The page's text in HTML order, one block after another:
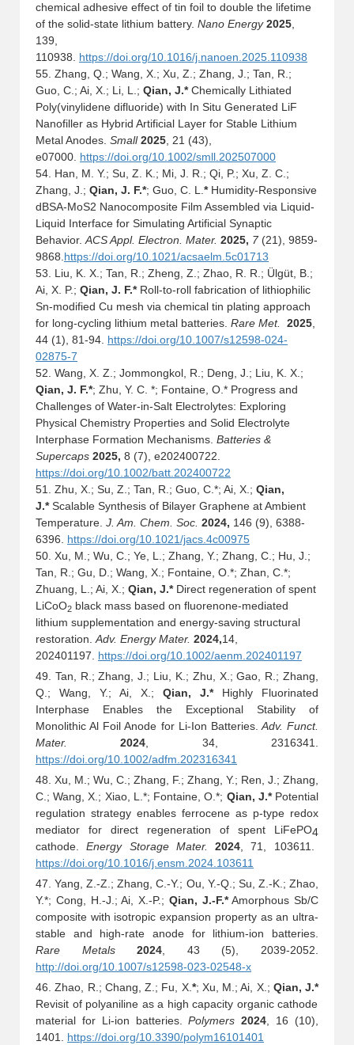
chemical adhesive effect of tin foil to double the lifetime
of the solid-state lithium battery. Nano Energy2025,
139,
110938. https://doi.org/10.1016/j.nanoen.2025.110938
55. Zhang, Q.; Wang, X.; Xu, Z.; Zhang, J.; Tan, R.;
Guo, C.; Ai, X.; Li, L.; Qian, J.*Chemically Lithiated
Poly(vinylidene difluoride) with In Situ Generated LiF
Nanofiller as Hybrid Artificial Layer for Stable Lithium
Metal Anodes. Small2025, 21 (43),
e07000. https://doi.org/10.1002/smll.202507000
54. Han, M. Y.; Su, Z. K.; Mi, J. R.; Qi, P.; Xu, Z. C.;
Zhang, J.; Qian, J. F.*; Guo, C. L.*Humidity-Responsive
dBSA-MoS2 Nanocomposite Film Assembled via Liquid-
Liquid Interface for Simulating Artificial Synaptic
Behavior. ACS Appl. Electron. Mater. 2025, 7(21), 9859-
9868.https://doi.org/10.1021/acsaelm.5c01713
53. Liu, K. X.; Tan, R.; Zheng, Z.; Zhao, R. R.; Ülgüt, B.;
Ai, X. P.; Qian, J. F.*Roll-to-roll fabrication of lithiophilic
Sn-modified Cu mesh via chemical tin plating approach
for long-cycling lithium metal batteries. Rare Met. 2025,
44 (1), 81-94. https://doi.org/10.1007/s12598-024-
02875-7
52. Wang, X. Z.; Jommongkol, R.; Deng, J.; Liu, K. X.;
Qian, J. F.*; Zhu, Y. C. *; Fontaine, O.* Progress and
Challenges of Water-in-Salt Electrolytes: Exploring
Physical Chemistry Properties and Solid Electrolyte
Interphase Formation Mechanisms. Batteries &
Supercaps 2025, 8 (7), e202400722.
https://doi.org/10.1002/batt.202400722
51. Zhu, X.; Su, Z.; Tan, R.; Guo, C.*; Ai, X.; Qian,
J.*Scalable Synthesis of Bilayer Graphene at Ambient
Temperature. J. Am. Chem. Soc. 2024, 146 (9), 6388-
6396. https://doi.org/10.1021/jacs.4c00975
50. Xu, M.; Wu, C.; Ye, L.; Zhang, Y.; Zhang, C.; Hu, J.;
Tan, R.; Gu, D.; Wang, X.; Fontaine, O.*; Zhan, C.*;
Zhuang, L.; Ai, X.; Qian, J.*Direct regeneration of spent
LiCoO2 black mass based on fluorenone-mediated
lithium supplementation and energy-saving structural
restoration. Adv. Energy Mater. 2024,14,
202401197. https://doi.org/10.1002/aenm.202401197
49. Tan, R.; Zhang, J.; Liu, K.; Zhu, X.; Gao, R.; Zhang,
Q.; Wang, Y.; Ai, X.; Qian, J.* Highly Fluorinated
Interphase Enables the Exceptional Stability of
Monolithic Al Foil Anode for Li‐Ion Batteries. Adv. Funct.
Mater.2024, 34, 2316341.
https://doi.org/10.1002/adfm.202316341
48. Xu, M.; Wu, C.; Zhang, F.; Zhang, Y.; Ren, J.; Zhang,
C.; Wang, X.; Xiao, L.*; Fontaine, O.*; Qian, J.*Potential
regulation strategy enables ferrocene as p-type redox
mediator for direct regeneration of spent LiFePO4
cathode.Energy Storage Mater. 2024, 71, 103611.
https://doi.org/10.1016/j.ensm.2024.103611
47. Yang, Z.-Z.; Zhang, C.-Y.; Ou, Y.-Q.; Su, Z.-K.; Zhao,
Y.*; Cong, H.-J.; Ai, X.-P.; Qian, J.-F.*Amorphous Sb/C
composite with isotropic expansion property as an ultra-
stable and high-rate anode for lithium-ion batteries.
Rare Metals
2024, 43 (5), 2039-2052.
http://doi.org/10.1007/s12598-023-02548-x
46. Zhao, R.; Chang, Z.; Fu, X.*; Xu, M.; Ai, X.; Qian, J.*
Revisit of polyaniline as a high capacity organic cathode
material for Li-ion batteries.Polymers 2024, 16 (10),
1401. https://doi.org/10.3390/polym16101401